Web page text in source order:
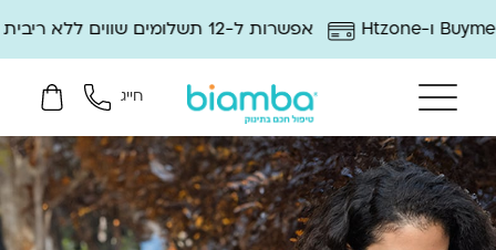
אפשרות ל-12 תשלומים שווים ללא ריבית 12
חייג